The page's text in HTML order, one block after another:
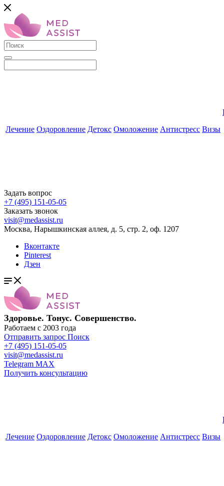
Лечение Оздоровление Детокс Омоложение Антистресс Визы
Задать вопрос
+7 (495) 151-05-05
Заказать звонок
visit@medassist.ru
Москва, Нарышкинская аллея, д. 5, стр. 2, оф. 1207
Вконтакте
Pinterest
Дзен
Здоровье. Тонус. Совершенство.
Работаем с 2003 года
Отправить запрос Поиск
+7 (495) 151-05-05
visit@medassist.ru
Telegram MAX
Получить консультацию
Лечение Оздоровление Детокс Омоложение Антистресс Визы